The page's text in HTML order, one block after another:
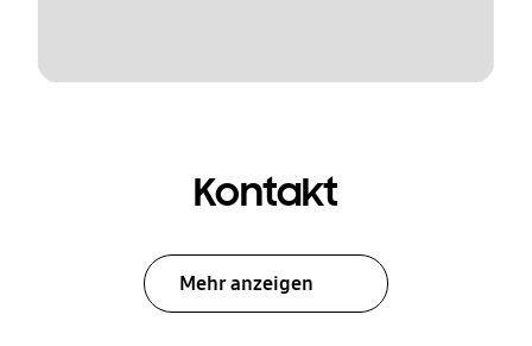
Kontakt
Mehr anzeigen